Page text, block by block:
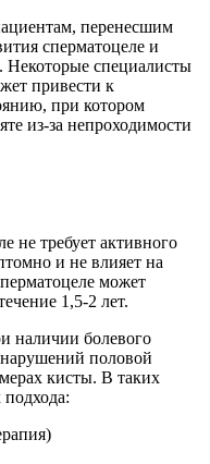
перенесшим
сперматоцеле и
специалисты
привести к
при котором
из-за непроходимости
не требует активного
и не влияет на
может
1,5-2 лет.
наличии болевого
нарушений половой
кисты. В таких